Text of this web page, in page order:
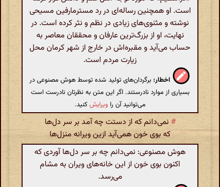
است. او همچنین رساله‌ای در رد مسترمارفین مسیحی
نوشته و مثنوی‌های زیادی در نظم و نثر کرده است. در
نهایت، او از بزرگ‌ترین عارفان و محققان معاصر به
حساب می‌آید و مقبره‌اش در خارج از شهر کرمان محل
زیارت مردم است.
اخطار: برگردان‌های تولید شده توسط هوش مصنوعی در
بسیاری از موارد نادرستند. اگر این متن به نظرتان نادرست است
می‌توانید آن را ویرایشکنید.
# نمی‌دانم که از دستت چه آمد بر سر دل‌ها
که بوی خون همی‌آید ازین ویرانه منزل‌ها
هوش مصنوعی: نمی‌دانم چه بر سر دل‌ها آوردی که
اکنون بوی خون از این خانه‌های ویران به مشام
می‌رسد.